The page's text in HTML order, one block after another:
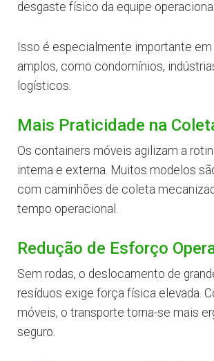
desgaste físico da equipe
Isso é especialmente importante
amplos, como condomínios,
logísticos.
Mais Praticidade na
Os containers móveis agilizam a
interna e externa. Muitos modelos
com caminhões de coleta
tempo operacional.
Redução de Esforço
Sem rodas, o deslocamento de
resíduos exige força física elevada.
móveis, o transporte torna-se mais
seguro.